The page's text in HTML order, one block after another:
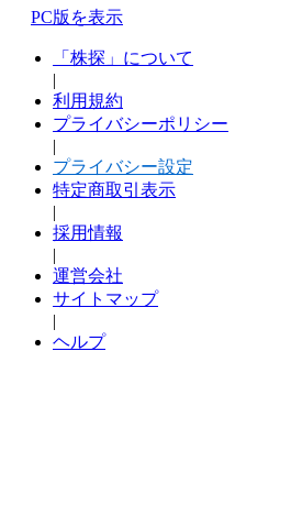
PC版を表示
「株探」について
|
利用規約
プライバシーポリシー
|
プライバシー設定
特定商取引表示
|
採用情報
|
運営会社
サイトマップ
|
ヘルプ